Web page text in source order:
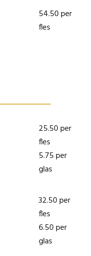
54.50 per
fles
25.50 per
fles
5.75 per
glas
32.50 per
fles
6.50 per
glas